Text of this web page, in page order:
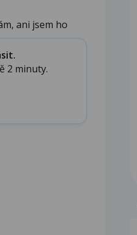
ani jsem ho
2 minuty.